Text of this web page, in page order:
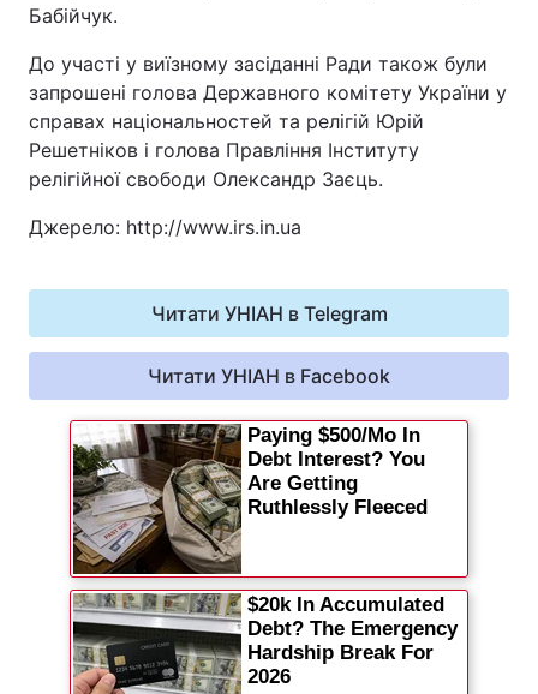
Бабійчук.
До участі у виїзному засіданні Ради також були
запрошені голова Державного комітету України у
справах національностей та релігій Юрій
Решетніков і голова Правління Інституту
релігійної свободи Олександр Заєць.
Джерело: http://www.irs.in.ua
Читати УНІАН в Telegram
Читати УНІАН в Facebook